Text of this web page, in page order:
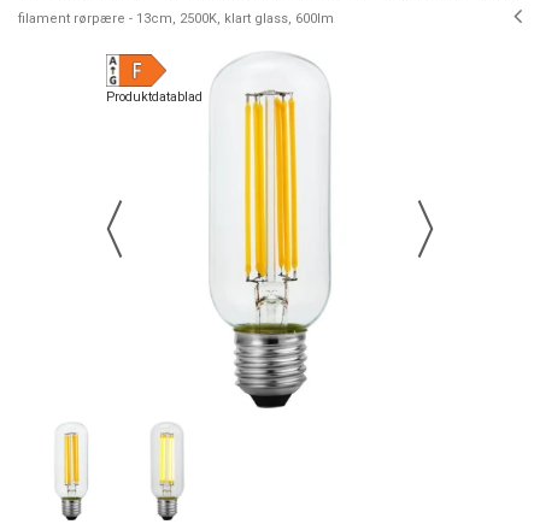
filament rørpære - 13cm, 2500K, klart glass, 600lm
Produktdatablad